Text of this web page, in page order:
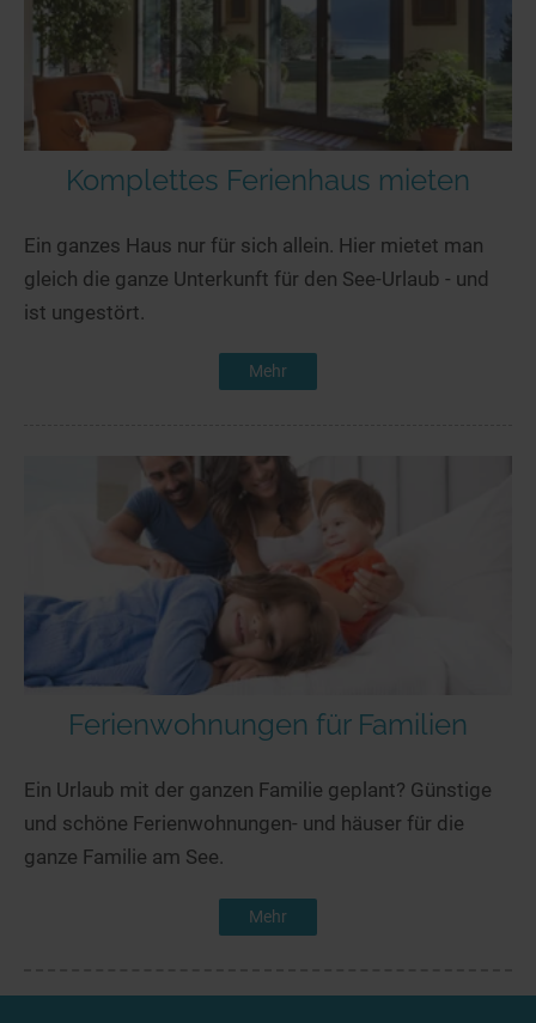
Komplettes Ferienhaus mieten
Ein ganzes Haus nur für sich allein. Hier mietet man
gleich die ganze Unterkunft für den See-Urlaub - und
ist ungestört.
Mehr
Ferienwohnungen für Familien
Ein Urlaub mit der ganzen Familie geplant? Günstige
und schöne Ferienwohnungen- und häuser für die
ganze Familie am See.
Mehr